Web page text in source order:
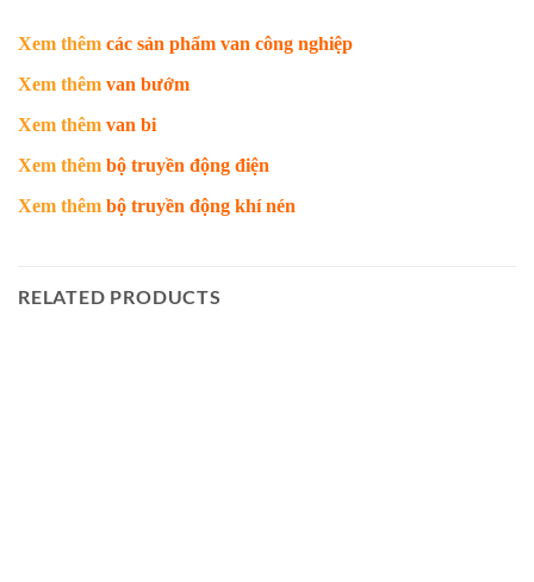
Xem thêm các sản phẩm van công nghiệp
Xem thêm van bướm
Xem thêm van bi
Xem thêm bộ truyền động điện
Xem thêm bộ truyền động khí nén
RELATED PRODUCTS